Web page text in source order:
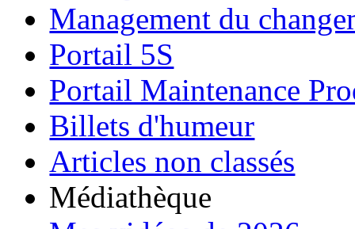
Management du
Portail 5S
Portail Maintenance
Billets d'humeur
Articles non classés
Médiathèque